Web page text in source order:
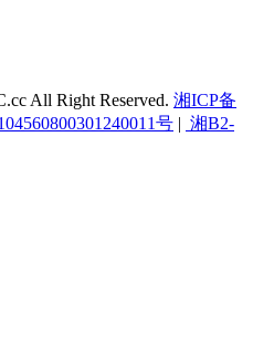
All Right Reserved. 湘ICP备
号 | 湘B2-